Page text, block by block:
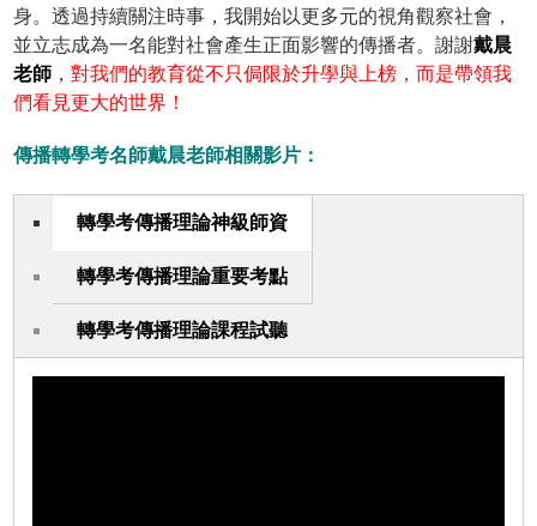
身。透過持續關注時事，我開始以更多元的視角觀察社會，
並立志成為一名能對社會產生正面影響的傳播者。謝謝戴晨
老師 ，對我們的教育從不只侷限於升學與上榜，而是帶領我
們看見更大的世界！
傳播轉學考名師戴晨老師相關影片：
轉學考傳播理論神級師資
轉學考傳播理論重要考點
轉學考傳播理論課程試聽